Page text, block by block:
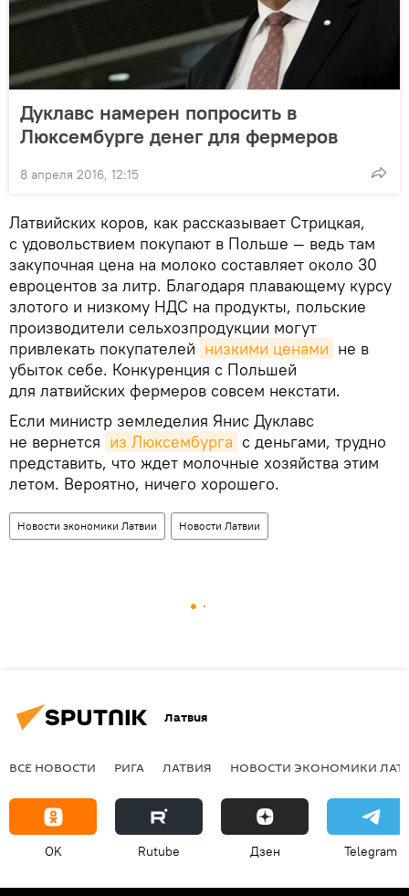
Дуклавс намерен попросить в
Люксембурге денег для фермеров
8 апреля 2016, 12:15
Латвийских коров, как рассказывает Стрицкая,
с удовольствием покупают в Польше — ведь там
закупочная цена на молоко составляет около 30
евроцентов за литр. Благодаря плавающему курсу
злотого и низкому НДС на продукты, польские
производители сельхозпродукции могут
привлекать покупателей низкими ценами не в
убыток себе. Конкуренция с Польшей
для латвийских фермеров совсем некстати.
Если министр земледелия Янис Дуклавс
не вернется из Люксембурга с деньгами, трудно
представить, что ждет молочные хозяйства этим
летом. Вероятно, ничего хорошего.
Новости экономики Латвии Новости Латвии
Латвия
ВСЕ НОВОСТИ РИГА ЛАТВИЯ НОВОСТИ ЭКОНОМИКИ
OK Rutube Дзен Telegram